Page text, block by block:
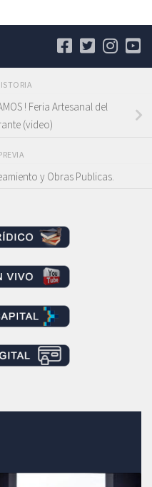
! Feria Artesanal del
(video)
y Obras Publicas.